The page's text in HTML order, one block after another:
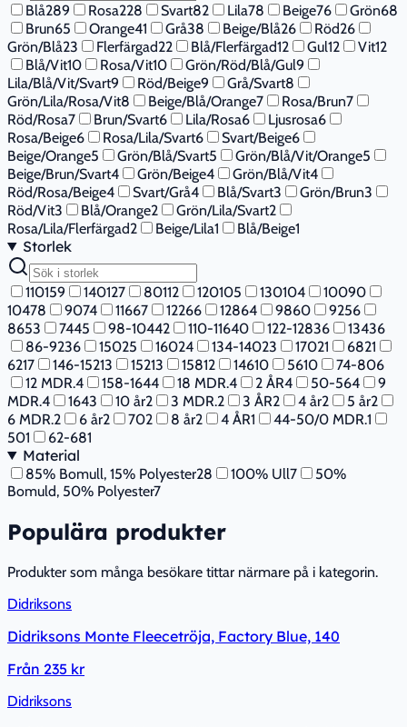
Blå289 Rosa228 Svart82 Lila78 Beige76 Grön68
Brun65 Orange41 Grå38 Beige/Blå26 Röd26
Grön/Blå23 Flerfärgad22 Blå/Flerfärgad12 Gul12 Vit12
Blå/Vit10 Rosa/Vit10 Grön/Röd/Blå/Gul9
Lila/Blå/Vit/Svart9 Röd/Beige9 Grå/Svart8
Grön/Lila/Rosa/Vit8 Beige/Blå/Orange7 Rosa/Brun7
Röd/Rosa7 Brun/Svart6 Lila/Rosa6 Ljusrosa6
Rosa/Beige6 Rosa/Lila/Svart6 Svart/Beige6
Beige/Orange5 Grön/Blå/Svart5 Grön/Blå/Vit/Orange5
Beige/Brun/Svart4 Grön/Beige4 Grön/Blå/Vit4
Röd/Rosa/Beige4 Svart/Grå4 Blå/Svart3 Grön/Brun3
Röd/Vit3 Blå/Orange2 Grön/Lila/Svart2
Rosa/Lila/Flerfärgad2 Beige/Lila1 Blå/Beige1
Storlek
110159 140127 80112 120105 130104 10090
10478 9074 11667 12266 12864 9860 9256
8653 7445 98-10442 110-11640 122-12836 13436
86-9236 15025 16024 134-14023 17021 6821
6217 146-15213 15213 15812 14610 5610 74-806
12 MDR.4 158-1644 18 MDR.4 2 ÅR4 50-564
9
MDR.4 1643 10 år2 3 MDR.2 3 ÅR2 4 år2 5 år2
6 MDR.2 6 år2 702 8 år2 4 ÅR1 44-50/0 MDR.1
501 62-681
Material
85% Bomull, 15% Polyester28 100% Ull7
50%
Bomuld, 50% Polyester7
Populära produkter
Produkter som många besökare tittar närmare på i kategorin.
Didriksons
Didriksons Monte Fleecetröja, Factory Blue, 140
Från 235 kr
Didriksons